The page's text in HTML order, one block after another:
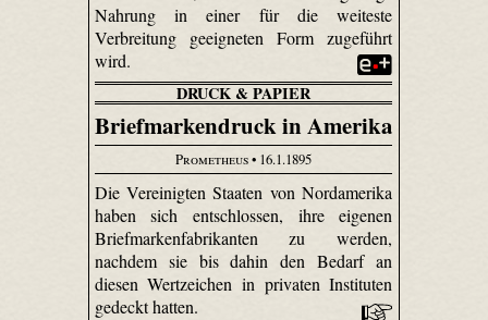
Nahrung in einer für die weiteste
Verbreitung geeigneten Form zugeführt
wird.
DRUCK & PAPIER
Briefmarkendruck in Amerika
Prometheus• 16.1.1895
Die Vereinigten Staaten von Nordamerika
haben sich entschlossen, ihre eigenen
Briefmarkenfabrikanten zu werden,
nachdem sie bis dahin den Bedarf an
diesen Wertzeichen in privaten Instituten
gedeckt hatten.